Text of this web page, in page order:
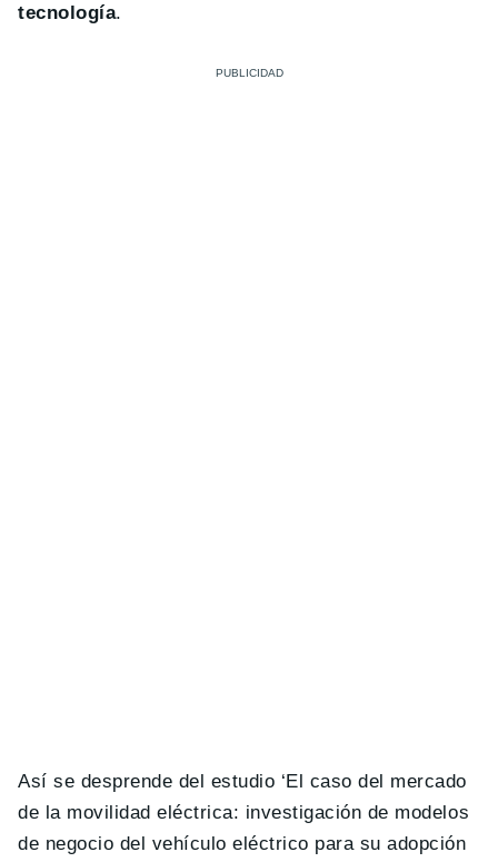
tecnología.
Así se desprende del estudio ‘El caso del mercado
de la movilidad eléctrica: investigación de modelos
de negocio del vehículo eléctrico para su adopción